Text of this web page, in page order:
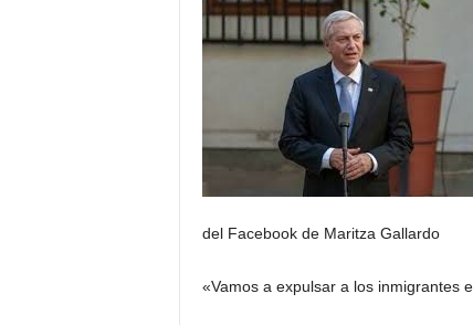
del Facebook de Maritza Gallardo
«Vamos a expulsar a los inmigrantes